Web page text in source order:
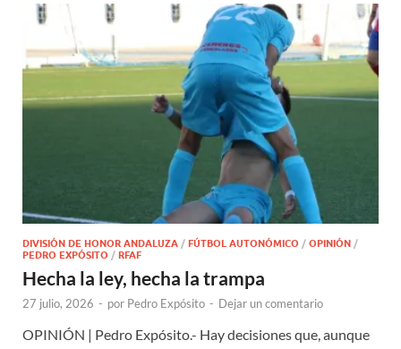
DIVISIÓN DE HONOR ANDALUZA / FÚTBOL AUTONÓMICO / OPINIÓN /
PEDRO EXPÓSITO / RFAF
Hecha la ley, hecha la trampa
27 julio, 2026 - por Pedro Expósito - Dejar un comentario
OPINIÓN | Pedro Expósito.- Hay decisiones que, aunque